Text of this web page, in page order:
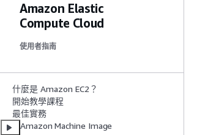
Amazon Elastic
Compute Cloud
使用者指南
什麼是 Amazon EC2？
開始教學課程
最佳實務
Amazon Machine Image